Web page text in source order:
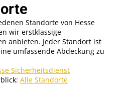
Standorte von Hesse
wir erstklassige
anbieten. Jeder Standort ist
umfassende Abdeckung zu
Sicherheitsdienst
Alle Standorte